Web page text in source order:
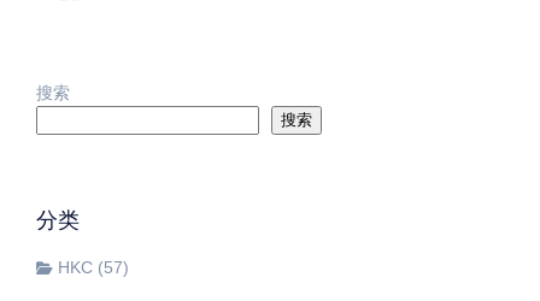
搜索
搜索
分类
HKC (57)